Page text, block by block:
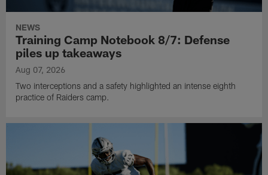
NEWS
Training Camp Notebook 8/7: Defense
piles up takeaways
Aug 07, 2026
Two interceptions and a safety highlighted an intense eighth
practice of Raiders camp.